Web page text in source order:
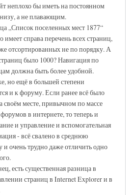
неплохо бы иметь на постоянном
а не плавающим.
„Список поселенных мест 1877“
имеет справа перечень всех страниц,
отсортированных не по порядку. А
было 1000? Навигация по
должна быть более удобной.
но ещё в большей степени
и к форуму. Если ранее всё было
своём месте, привычном по массе
в интернете, то теперь и
и управление и вспомогательная
- всё свалено в среднюю
и очень трудно даже отличить одно
есть существенная разница в
страниц в Internet Explorer и в